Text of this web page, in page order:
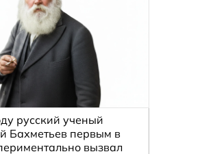
русский ученый
Бахметьев первым в
вызвал